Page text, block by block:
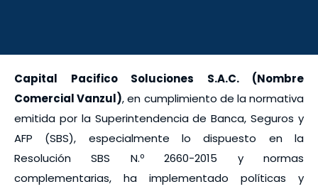
Capital Pacifico Soluciones S.A.C. (Nombre
Comercial Vanzul), en cumplimiento de la normativa
emitida por la Superintendencia de Banca, Seguros y
AFP (SBS), especialmente lo dispuesto en la
Resolución SBS N.º 2660-2015 y normas
complementarias, ha implementado políticas y